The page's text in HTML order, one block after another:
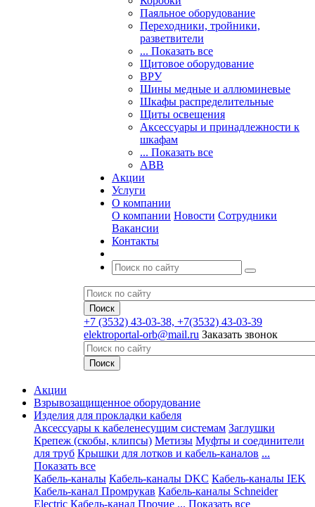
Паяльное оборудование
Переходники, тройники,
разветвители
... Показать все
Щитовое оборудование
ВРУ
Шины медные и аллюминевые
Шкафы распределительные
Щиты освещения
Аксессуары и принадлежности к
шкафам
... Показать все
ABB
Акции
Услуги
О компании
О компании Новости Сотрудники
Вакансии
Контакты
+7 (3532) 43-03-38, +7(3532) 43-03-39
elektroportal-orb@mail.ru Заказать звонок
Акции
Взрывозащищенное оборудование
Изделия для прокладки кабеля
Аксессуары к кабеленесущим системам Заглушки
Крепеж (скобы, клипсы) Метизы Муфты и соединители
для труб Крышки для лотков и кабель-каналов ...
Показать все
Кабель-каналы Кабель-каналы DKC Кабель-каналы IEK
Кабель-канал Промрукав Кабель-каналы Schneider
Electric Кабель-канал Прочие ... Показать все